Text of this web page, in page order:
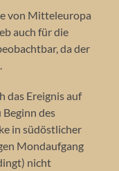
von Mitteleuropa
auch für die
da der
das Ereignis auf
des
in südöstlicher
Mondaufgang
nicht